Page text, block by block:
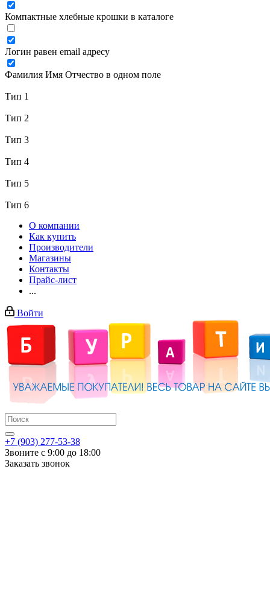
Компактные хлебные крошки в каталоге
Логин равен email адресу
Фамилия Имя Отчество в одном поле
Тип 1
Тип 2
Тип 3
Тип 4
Тип 5
Тип 6
О компании
Как купить
Производители
Магазины
Контакты
Прайс-лист
...
Войти
+7 (903) 277-53-38
Звоните с 9:00 до 18:00
Заказать звонок